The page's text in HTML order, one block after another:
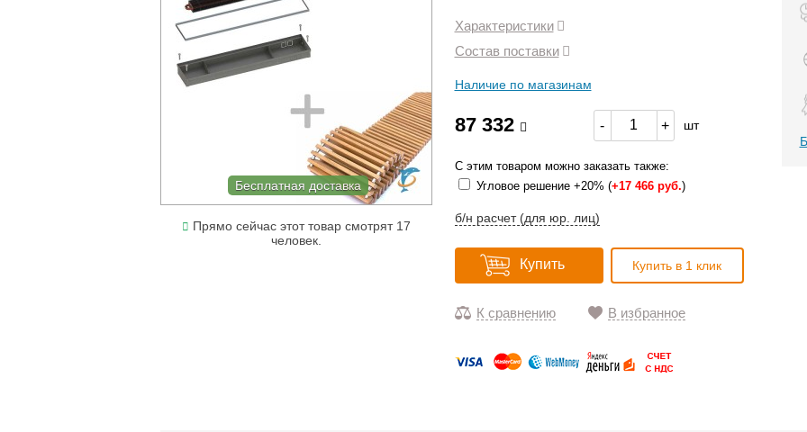
Бесплатная доставка
Прямо сейчас этот товар смотрят 17
человек.
Характеристики
Состав поставки
Наличие по магазинам
87 332 - + шт
С этим товаром можно заказать также:
Угловое решение +20% (+17 466 руб.)
б/н расчет (для юр. лиц)
Купить Купить в 1 клик
К сравнению В избранное